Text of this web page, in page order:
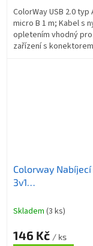
ColorWay USB 2.0 typ
micro B 1 m; Kabel s
opletením vhodný
zařízení s
Colorway Nabíjecí
3v1
C/ Magnetic/ 2.4A/
1m
Skladem (3 ks)
146 Kč / ks